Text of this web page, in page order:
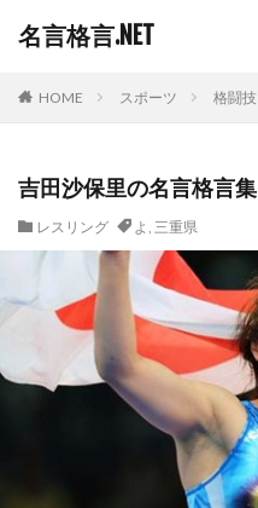
名言格言.NET
HOME スポーツ 格闘技
吉田沙保里の名言格言集
レスリング よ , 三重県